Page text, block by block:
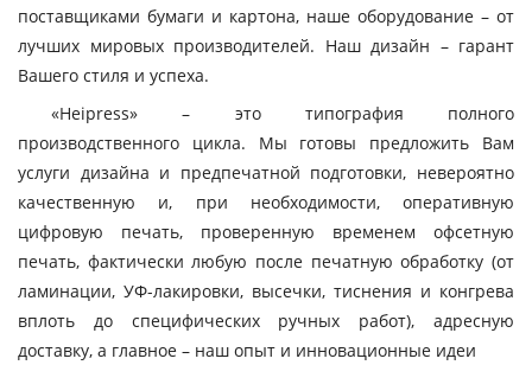
поставщиками бумаги и картона, наше оборудование – от
лучших мировых производителей. Наш дизайн – гарант
Вашего стиля и успеха.
«Heipress» – это типография полного
производственного цикла. Мы готовы предложить Вам
услуги дизайна и предпечатной подготовки, невероятно
качественную и, при необходимости, оперативную
цифровую печать, проверенную временем офсетную
печать, фактически любую после печатную обработку (от
ламинации, УФ-лакировки, высечки, тиснения и конгрева
вплоть до специфических ручных работ), адресную
доставку, а главное – наш опыт и инновационные идеи